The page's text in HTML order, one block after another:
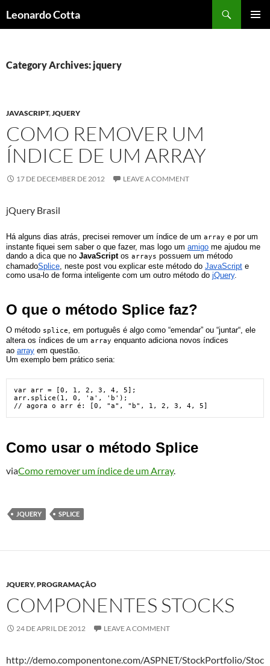
toLeonardo Cotta
Category Archives: jquery
JAVASCRIPT,JQUERY
COMO REMOVER UM
ÍNDICE DE UM ARRAY
17 DE DECEMBER DE 2012 LEAVE A COMMENT
jQuery Brasil
Há alguns dias atrás, precisei remover um índice de um array e por um
instante fiquei sem saber o que fazer, mas logo um amigo me ajudou me
dando a dica que no JavaScriptos arrays possuem um método
chamadoSplice, neste post vou explicar este método do JavaScript e
como usa-lo de forma inteligente com um outro método do jQuery.
O que o método Splice faz?
O método splice, em português é algo como “emendar” ou “juntar“, ele
altera os índices de um array enquanto adiciona novos índices
ao array em questão.
Um exemplo bem prático seria:
var arr = [0, 1, 2, 3, 4, 5];
arr.splice(1, 0, 'a', 'b');
// agora o arr é: [0, "a", "b", 1, 2, 3, 4, 5]
Como usar o método Splice
viaComo remover um índice de um Array.
JQUERY SPLICE
JQUERY,PROGRAMAÇÃO
COMPONENTES STOCKS
24 DE APRIL DE 2012 LEAVE A COMMENT
http://demo.componentone.com/ASPNET/StockPortfolio/Stoc